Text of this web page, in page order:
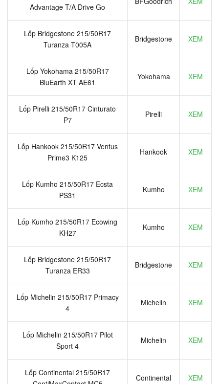
Advantage T/A Drive Go
Lốp Bridgestone 215/50R17
Turanza T005A
Bridgestone XEM
Lốp Yokohama 215/50R17
BluEarth XT AE61
Yokohama XEM
Lốp Pirelli 215/50R17 Cinturato
P7
Pirelli XEM
Lốp Hankook 215/50R17 Ventus
Prime3 K125
Hankook XEM
Lốp Kumho 215/50R17 Ecsta
PS31
Kumho XEM
Lốp Kumho 215/50R17 Ecowing
KH27
Kumho XEM
Lốp Bridgestone 215/50R17
Turanza ER33
Bridgestone XEM
Lốp Michelin 215/50R17 Primacy
4
Michelin XEM
Lốp Michelin 215/50R17 Pilot
Sport 4
Michelin XEM
Lốp Continental 215/50R17
Continental XEM